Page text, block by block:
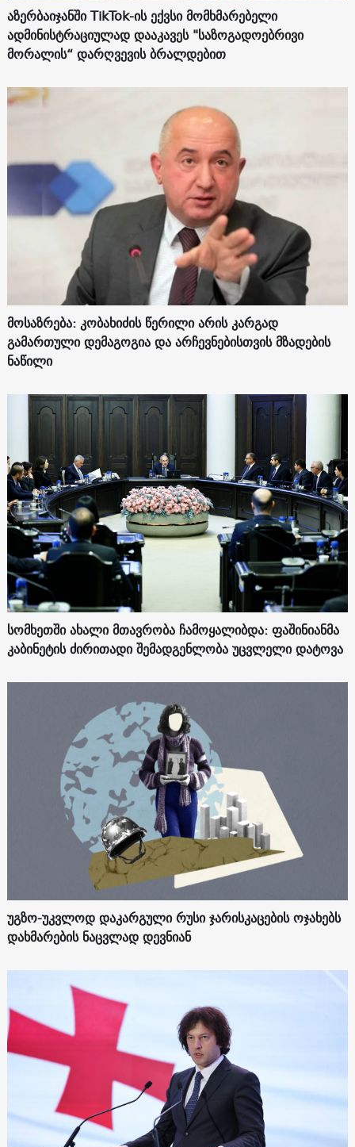
აზერბაიჯანში TikTok-ის ექვსი მომხმარებელი
ადმინისტრაციულად დააკავეს "საზოგადოებრივი
მორალის“ დარღვევის ბრალდებით
მოსაზრება: კობახიძის წერილი არის კარგად
გამართული დემაგოგია და არჩევნებისთვის მზადების
ნაწილი
სომხეთში ახალი მთავრობა ჩამოყალიბდა: ფაშინიანმა
კაბინეტის ძირითადი შემადგენლობა უცვლელი დატოვა
უგზო-უკვლოდ დაკარგული რუსი ჯარისკაცების ოჯახებს
დახმარების ნაცვლად დევნიან